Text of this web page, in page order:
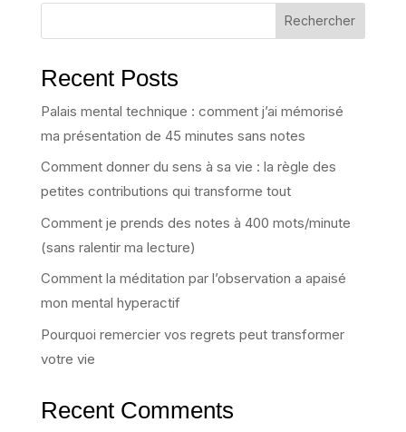
Rechercher
Recent Posts
Palais mental technique : comment j’ai mémorisé
ma présentation de 45 minutes sans notes
Comment donner du sens à sa vie : la règle des
petites contributions qui transforme tout
Comment je prends des notes à 400 mots/minute
(sans ralentir ma lecture)
Comment la méditation par l’observation a apaisé
mon mental hyperactif
Pourquoi remercier vos regrets peut transformer
votre vie
Recent Comments